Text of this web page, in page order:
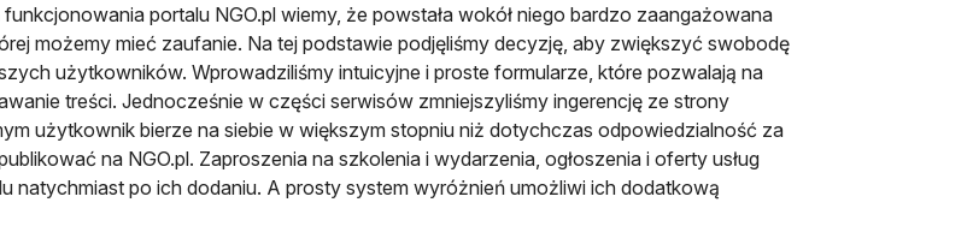
funkcjonowania portalu NGO.pl wiemy, że powstała wokół niego bardzo zaangażowana
możemy mieć zaufanie. Na tej podstawie podjęliśmy decyzję, aby zwiększyć swobodę
użytkowników. Wprowadziliśmy intuicyjne i proste formularze, które pozwalają na
treści. Jednocześnie w części serwisów zmniejszyliśmy ingerencję ze strony
użytkownik bierze na siebie w większym stopniu niż dotychczas odpowiedzialność za
na NGO.pl. Zaproszenia na szkolenia i wydarzenia, ogłoszenia i oferty usług
natychmiast po ich dodaniu. A prosty system wyróżnień umożliwi ich dodatkową